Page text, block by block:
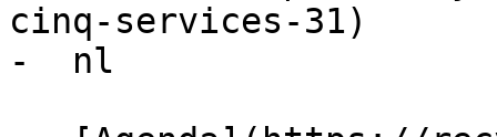
cinq-services-31)
-  nl